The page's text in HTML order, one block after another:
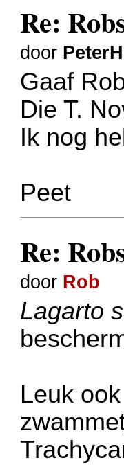
Re:
door
Gaaf
Die T.
Ik nog
Peet
Re:
door Rob
Lagarto
Leuk